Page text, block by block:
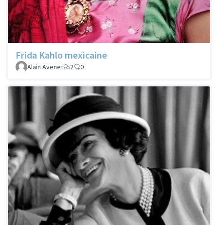
Frida Kahlo mexicaine
Alain Avenet 2 0